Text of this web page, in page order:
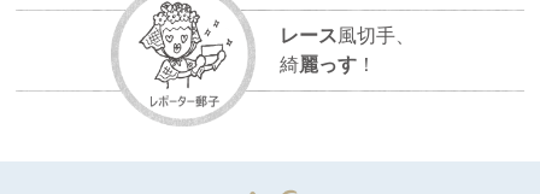
レース風切手、
綺麗っす ！